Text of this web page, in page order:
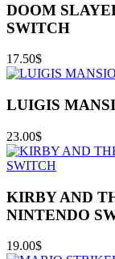
DOOM
SWITCH
17.50$
LUIGIS
23.00$
KIRBY AND
NINTENDO
19.00$